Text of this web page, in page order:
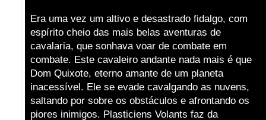
Era uma vez um altivo e desastrado fidalgo, com
espírito cheio das mais belas aventuras de
cavalaria, que sonhava voar de combate em
combate. Este cavaleiro andante nada mais é que
Dom Quixote, eterno amante de um planeta
inacessível. Ele se evade cavalgando as nuvens,
saltando por sobre os obstáculos e afrontando os
piores inimigos. Plasticiens Volants faz da